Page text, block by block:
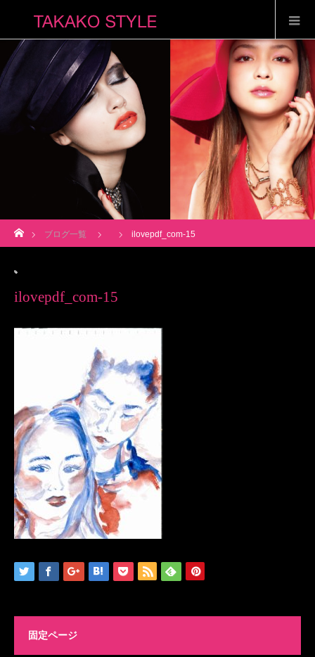
ブログ一覧 ilovepdf_com-15
ilovepdf_com-15
固定ページ